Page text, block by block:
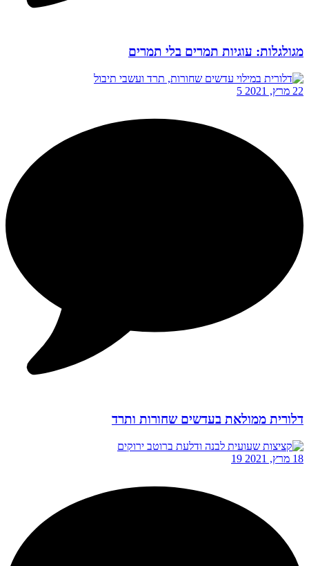
מגולגלות: עוגיות תמרים בלי תמרים
22 מרץ, 2021 5
דלורית ממולאת בעדשים שחורות ותרד
18 מרץ, 2021 19